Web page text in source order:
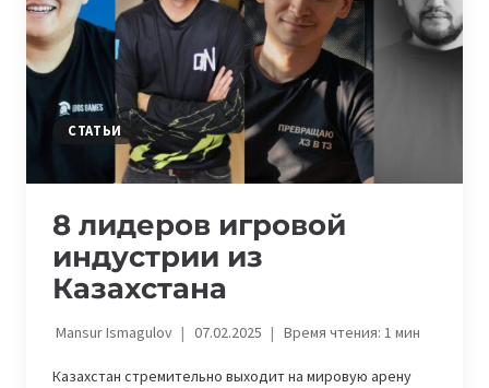
СТАТЬИ
8 лидеров игровой
индустрии из
Казахстана
Mansur Ismagulov 07.02.2025 Время чтения: 1мин
Казахстан стремительно выходит на мировую арену